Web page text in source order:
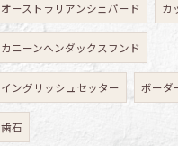
オーストラリアンシェパード カ
カニーンヘンダックスフンド
イングリッシュセッター ボーダ
歯石